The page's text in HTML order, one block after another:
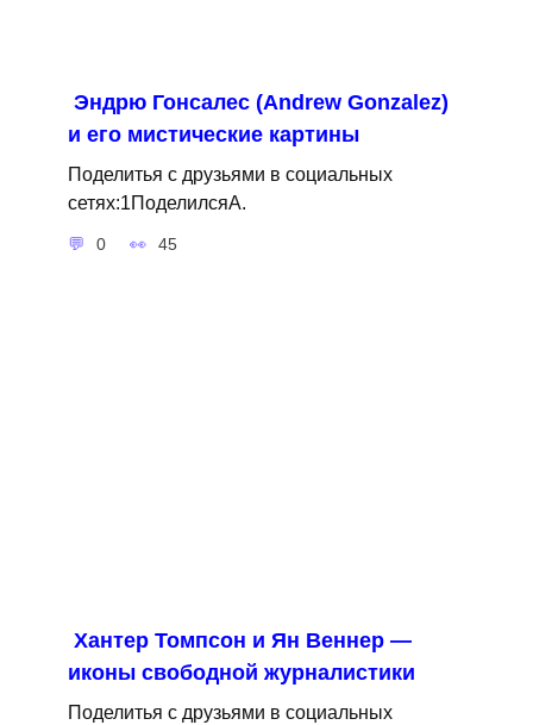
Эндрю Гонсалес (Andrew Gonzalez)
и его мистические картины
Поделитья с друзьями в социальных
сетях:1ПоделилсяA.
0 45
Хантер Томпсон и Ян Веннер —
иконы свободной журналистики
Поделитья с друзьями в социальных